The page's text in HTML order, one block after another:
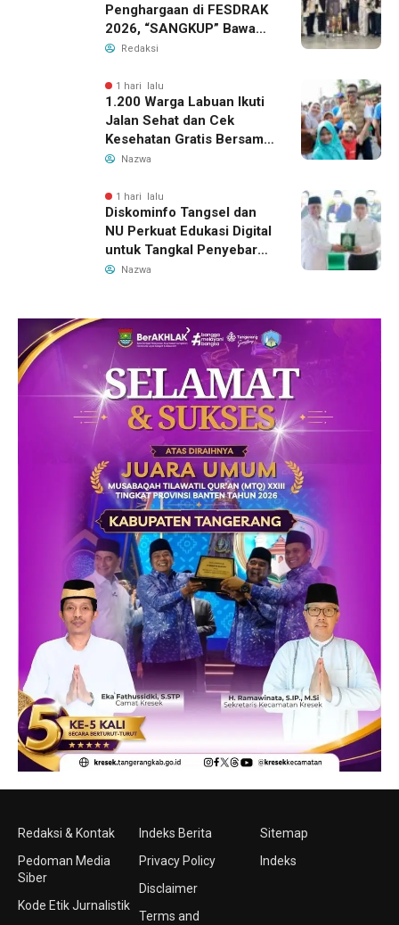
Penghargaan di FESDRAK
2026, “SANGKUP” Bawa
Pulang Juara 2 Grup
Redaksi
1 hari lalu
1.200 Warga Labuan Ikuti
Jalan Sehat dan Cek
Kesehatan Gratis Bersama
Gubernur Banten
Nazwa
1 hari lalu
Diskominfo Tangsel dan
NU Perkuat Edukasi Digital
untuk Tangkal Penyebaran
Hoaks
Nazwa
Redaksi & Kontak
Pedoman Media
Siber
Kode Etik Jurnalistik
Indeks Berita
Privacy Policy
Disclaimer
Terms and
Sitemap
Indeks